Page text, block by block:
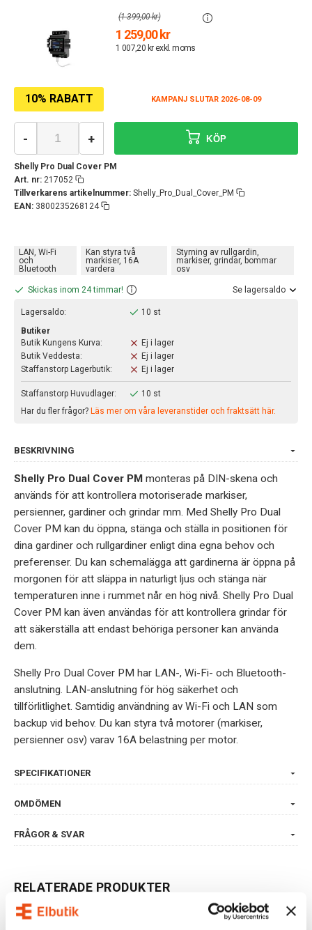
10% RABATT KAMPANJ SLUTAR 2026-08-09
1 259,00 kr
1 007,20 kr exkl. moms
(1 399,00 kr)
Shelly Pro Dual Cover PM
Art. nr: 217052
Tillverkarens artikelnummer: Shelly_Pro_Dual_Cover_PM
EAN: 3800235268124
- + KÖP
LAN, Wi-Fi
och
Bluetooth
Kan styra två
markiser, 16A
vardera
Styrning av rullgardin,
markiser, grindar, bommar
osv
Skickas inom 24 timmar! Se lagersaldo
Lagersaldo:
10 st
Butiker
Butik Kungens Kurva:
Ej i lager
Butik Veddesta:
Ej i lager
Staffanstorp Lagerbutik:
Ej i lager
Staffanstorp Huvudlager:
10 st
Har du fler frågor? Läs mer om våra leveranstider och fraktsätt här.
BESKRIVNING
Shelly Pro Dual Cover PM monteras på DIN-skena och
används för att kontrollera motoriserade markiser,
persienner, gardiner och grindar mm. Med Shelly Pro Dual
Cover PM kan du öppna, stänga och ställa in positionen för
dina gardiner och rullgardiner enligt dina egna behov och
preferenser. Du kan schemalägga att gardinerna är öppna på
morgonen för att släppa in naturligt ljus och stänga när
temperaturen inne i rummet når en hög nivå. Shelly Pro Dual
Cover PM kan även användas för att kontrollera grindar för
att säkerställa att endast behöriga personer kan använda
dem.
Shelly Pro Dual Cover PM har LAN-, Wi-Fi- och Bluetooth-
anslutning. LAN-anslutning för hög säkerhet och
tillförlitlighet. Samtidig användning av Wi-Fi och LAN som
backup vid behov. Du kan styra två motorer (markiser,
persienner osv) varav 16A belastning per motor.
SPECIFIKATIONER
OMDÖMEN
FRÅGOR & SVAR
RELATERADE PRODUKTER